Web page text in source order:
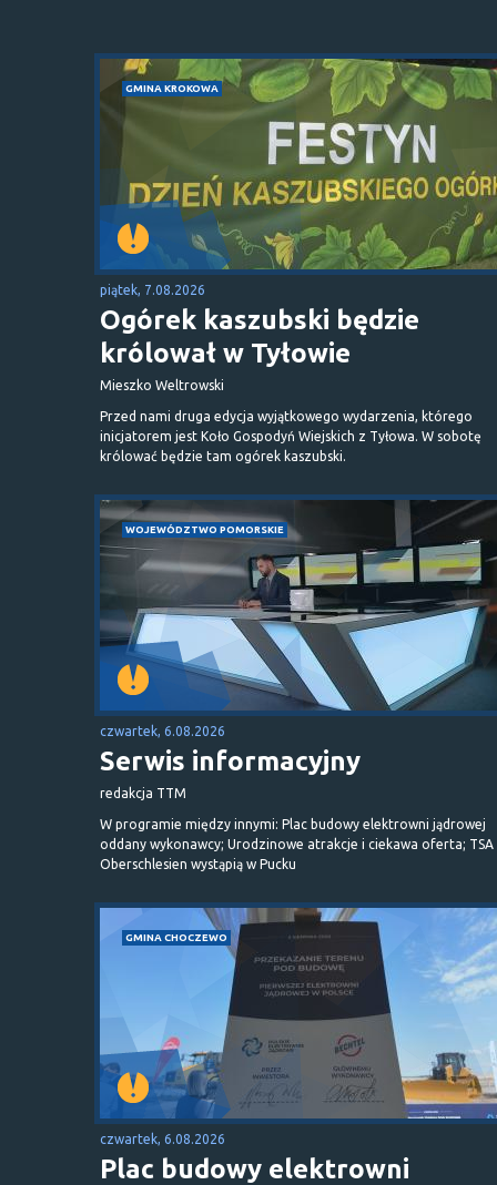
GMINA KROKOWA
piątek, 7.08.2026
Ogórek kaszubski będzie
królował w Tyłowie
Mieszko Weltrowski
Przed nami druga edycja wyjątkowego wydarzenia, którego
inicjatorem jest Koło Gospodyń Wiejskich z Tyłowa. W sobotę
królować będzie tam ogórek kaszubski.
WOJEWÓDZTWO POMORSKIE
czwartek, 6.08.2026
Serwis informacyjny
redakcja TTM
W programie między innymi: Plac budowy elektrowni jądrowej
oddany wykonawcy; Urodzinowe atrakcje i ciekawa oferta; TSA
Oberschlesien wystąpią w Pucku
GMINA CHOCZEWO
czwartek, 6.08.2026
Plac budowy elektrowni